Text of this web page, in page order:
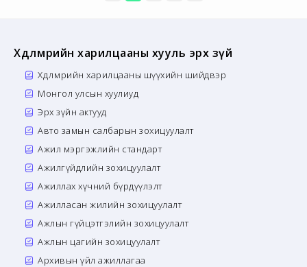
Хөдөлмөрийн харилцааны хууль эрх зүй
Хөдөлмөрийн харилцааны шүүхийн шийдвэр
Монгол улсын хуулиуд
Эрх зүйн актууд
Авто замын салбарын зохицуулалт
Ажил мэргэжлийн стандарт
Ажилгүйдлийн зохицуулалт
Ажиллах хүчний бүрдүүлэлт
Ажилласан жилийн зохицуулалт
Ажлын гүйцэтгэлийн зохицуулалт
Ажлын цагийн зохицуулалт
Архивын үйл ажиллагаа